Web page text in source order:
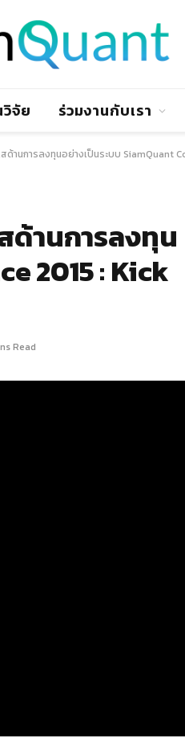
จัย ร่วมงานกับเรา
านการลงทุนอย่างเป็นระบบ SiamQuant
ด้านการลงทุน
2015 : Kick
Read